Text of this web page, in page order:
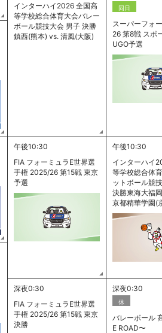
インターハイ2026 全国高
等学校総合体育大会バレー
ボール競技大会 男子 決勝
鎮西(熊本) vs. 清風(大阪)
同日
スーパーフォ
26 第8戦 スポ
UGO予選
午後10:30
FIA フォーミュラE世界選
手権 2025/26 第15戦 東京
予選
午後10:30
インターハイ
等学校総合体
ットボール競
決勝東海大福
京都精華学園(
深夜0:30
FIA フォーミュラE世界選
手権 2025/26 第15戦 東京
決勝
深夜0:30
休
バレーボール
E ROAD〜